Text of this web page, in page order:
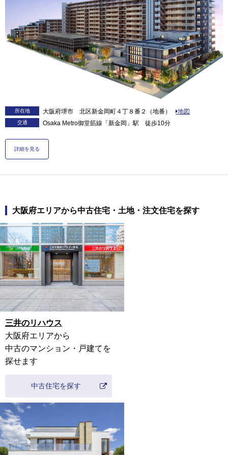
所在地 大阪府堺市 北区新金岡町４丁８番２（地番） 地図
交通 Osaka Metro御堂筋線「新金岡」駅 徒歩10分
詳細を見る
大阪府エリアから中古住宅・土地・注文住宅を探す
三井のリハウス
大阪府エリアから
中古のマンション・戸建てを
探せます
中古住宅を探す